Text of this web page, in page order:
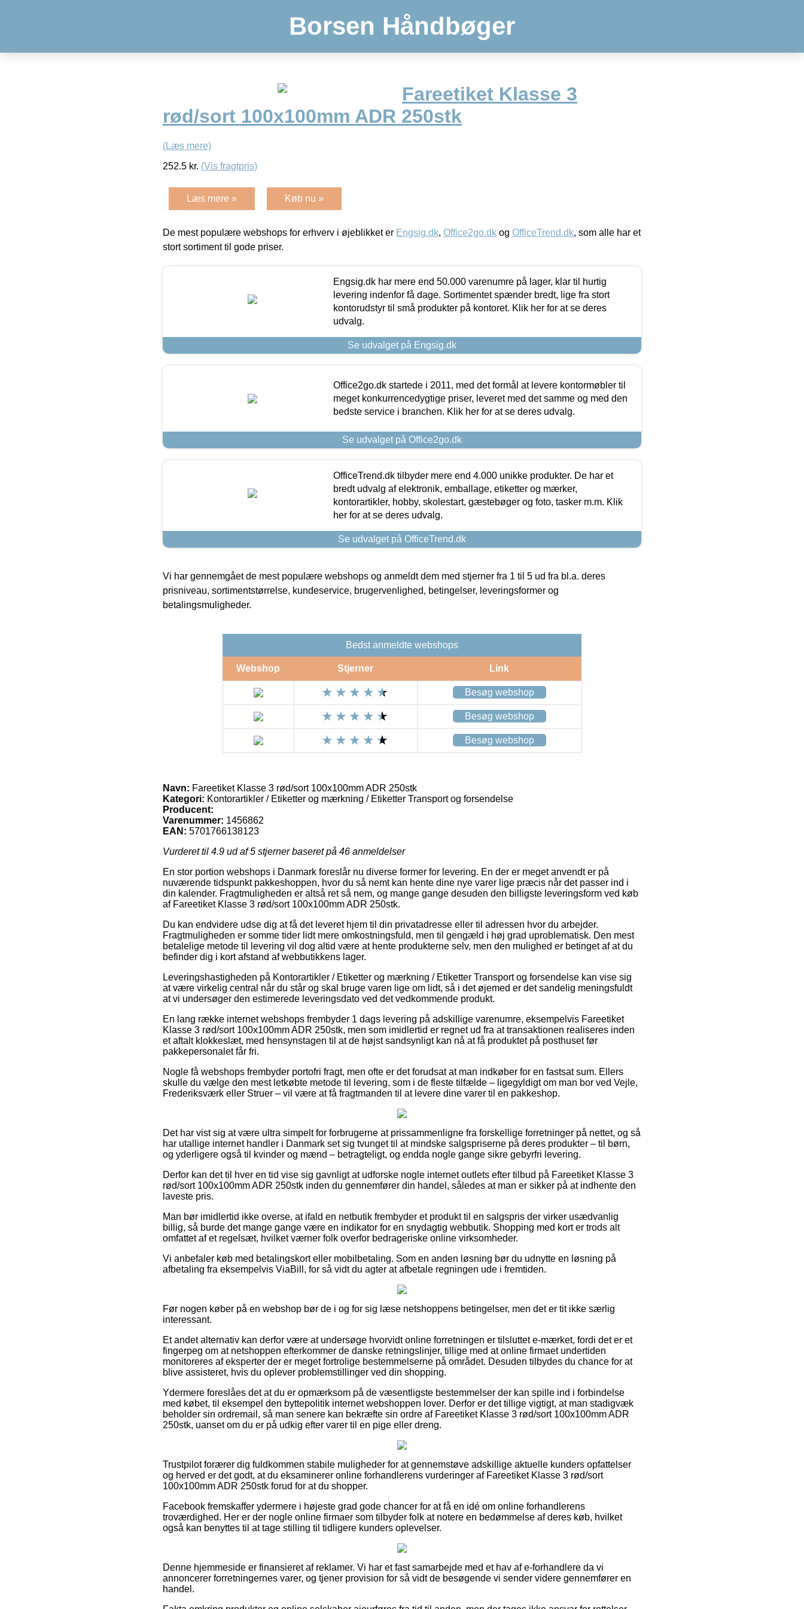
Borsen Håndbøger
Fareetiket Klasse 3
rød/sort 100x100mm ADR 250stk
(Læs mere)
252.5 kr. (Vis fragtpris)
Læs mere » Køb nu »
De mest populære webshops for erhverv i øjeblikket er Engsig.dk, Office2go.dk og OfficeTrend.dk, som alle har et
stort sortiment til gode priser.
Engsig.dk har mere end 50.000 varenumre på lager, klar til hurtig
levering indenfor få dage. Sortimentet spænder bredt, lige fra stort
kontorudstyr til små produkter på kontoret. Klik her for at se deres
udvalg.
Se udvalget på Engsig.dk
Office2go.dk startede i 2011, med det formål at levere kontormøbler til
meget konkurrencedygtige priser, leveret med det samme og med den
bedste service i branchen. Klik her for at se deres udvalg.
Se udvalget på Office2go.dk
OfficeTrend.dk tilbyder mere end 4.000 unikke produkter. De har et
bredt udvalg af elektronik, emballage, etiketter og mærker,
kontorartikler, hobby, skolestart, gæstebøger og foto, tasker m.m. Klik
her for at se deres udvalg.
Se udvalget på OfficeTrend.dk
Vi har gennemgået de mest populære webshops og anmeldt dem med stjerner fra 1 til 5 ud fra bl.a. deres
prisniveau, sortimentstørrelse, kundeservice, brugervenlighed, betingelser, leveringsformer og
betalingsmuligheder.
Bedst anmeldte webshops
Webshop Stjerner Link
Besøg webshop
Besøg webshop
Besøg webshop
Navn: Fareetiket Klasse 3 rød/sort 100x100mm ADR 250stk
Kategori: Kontorartikler / Etiketter og mærkning / Etiketter Transport og forsendelse
Producent:
Varenummer: 1456862
EAN: 5701766138123
Vurderet til 4.9 ud af 5 stjerner baseret på 46 anmeldelser
En stor portion webshops i Danmark foreslår nu diverse former for levering. En der er meget anvendt er på
nuværende tidspunkt pakkeshoppen, hvor du så nemt kan hente dine nye varer lige præcis når det passer ind i
din kalender. Fragtmuligheden er altså ret så nem, og mange gange desuden den billigste leveringsform ved køb
af Fareetiket Klasse 3 rød/sort 100x100mm ADR 250stk.
Du kan endvidere udse dig at få det leveret hjem til din privatadresse eller til adressen hvor du arbejder.
Fragtmuligheden er somme tider lidt mere omkostningsfuld, men til gengæld i høj grad uproblematisk. Den mest
betalelige metode til levering vil dog altid være at hente produkterne selv, men den mulighed er betinget af at du
befinder dig i kort afstand af webbutikkens lager.
Leveringshastigheden på Kontorartikler / Etiketter og mærkning / Etiketter Transport og forsendelse kan vise sig
at være virkelig central når du står og skal bruge varen lige om lidt, så i det øjemed er det sandelig meningsfuldt
at vi undersøger den estimerede leveringsdato ved det vedkommende produkt.
En lang række internet webshops frembyder 1 dags levering på adskillige varenumre, eksempelvis Fareetiket
Klasse 3 rød/sort 100x100mm ADR 250stk, men som imidlertid er regnet ud fra at transaktionen realiseres inden
et aftalt klokkeslæt, med hensynstagen til at de højst sandsynligt kan nå at få produktet på posthuset før
pakkepersonalet får fri.
Nogle få webshops frembyder portofri fragt, men ofte er det forudsat at man indkøber for en fastsat sum. Ellers
skulle du vælge den mest letkøbte metode til levering, som i de fleste tilfælde – ligegyldigt om man bor ved Vejle,
Frederiksværk eller Struer – vil være at få fragtmanden til at levere dine varer til en pakkeshop.
Det har vist sig at være ultra simpelt for forbrugerne at prissammenligne fra forskellige forretninger på nettet, og så
har utallige internet handler i Danmark set sig tvunget til at mindske salgspriserne på deres produkter – til børn,
og yderligere også til kvinder og mænd – betragteligt, og endda nogle gange sikre gebyrfri levering.
Derfor kan det til hver en tid vise sig gavnligt at udforske nogle internet outlets efter tilbud på Fareetiket Klasse 3
rød/sort 100x100mm ADR 250stk inden du gennemfører din handel, således at man er sikker på at indhente den
laveste pris.
Man bør imidlertid ikke overse, at ifald en netbutik frembyder et produkt til en salgspris der virker usædvanlig
billig, så burde det mange gange være en indikator for en snydagtig webbutik. Shopping med kort er trods alt
omfattet af et regelsæt, hvilket værner folk overfor bedrageriske online virksomheder.
Vi anbefaler køb med betalingskort eller mobilbetaling. Som en anden løsning bør du udnytte en løsning på
afbetaling fra eksempelvis ViaBill, for så vidt du agter at afbetale regningen ude i fremtiden.
Før nogen køber på en webshop bør de i og for sig læse netshoppens betingelser, men det er tit ikke særlig
interessant.
Et andet alternativ kan derfor være at undersøge hvorvidt online forretningen er tilsluttet e-mærket, fordi det er et
fingerpeg om at netshoppen efterkommer de danske retningslinjer, tillige med at online firmaet undertiden
monitoreres af eksperter der er meget fortrolige bestemmelserne på området. Desuden tilbydes du chance for at
blive assisteret, hvis du oplever problemstillinger ved din shopping.
Ydermere foreslåes det at du er opmærksom på de væsentligste bestemmelser der kan spille ind i forbindelse
med købet, til eksempel den byttepolitik internet webshoppen lover. Derfor er det tillige vigtigt, at man stadigvæk
beholder sin ordremail, så man senere kan bekræfte sin ordre af Fareetiket Klasse 3 rød/sort 100x100mm ADR
250stk, uanset om du er på udkig efter varer til en pige eller dreng.
Trustpilot forærer dig fuldkommen stabile muligheder for at gennemstøve adskillige aktuelle kunders opfattelser
og herved er det godt, at du eksaminerer online forhandlerens vurderinger af Fareetiket Klasse 3 rød/sort
100x100mm ADR 250stk forud for at du shopper.
Facebook fremskaffer ydermere i højeste grad gode chancer for at få en idé om online forhandlerens
troværdighed. Her er der nogle online firmaer som tilbyder folk at notere en bedømmelse af deres køb, hvilket
også kan benyttes til at tage stilling til tidligere kunders oplevelser.
Denne hjemmeside er finansieret af reklamer. Vi har et fast samarbejde med et hav af e-forhandlere da vi
annoncerer forretningernes varer, og tjener provision for så vidt de besøgende vi sender videre gennemfører en
handel.